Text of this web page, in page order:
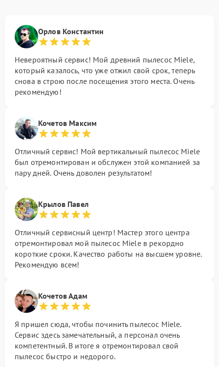
Орлов Константин
Невероятный сервис! Мой древний пылесос Miele,
который казалось, что уже отжил свой срок, теперь
снова в строю после посещения этого места. Очень
рекомендую!
Кочетов Максим
Отличный сервис! Мой вертикальный пылесос Miele
был отремонтирован и обслужен этой компанией за
пару дней. Очень доволен результатом!
Крылов Павел
Отличный сервисный центр! Мастер этого центра
отремонтировал мой пылесос Miele в рекордно
короткие сроки. Качество работы на высшем уровне.
Рекомендую всем!
Кочетов Адам
Я пришел сюда, чтобы починить пылесос Miele.
Сервис здесь замечательный, а персонал очень
компетентный. В итоге я отремонтировал свой
пылесос быстро и недорого.